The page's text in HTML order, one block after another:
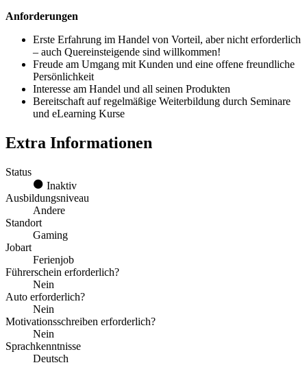
Anforderungen
Erste Erfahrung im Handel von Vorteil, aber nicht erforderlich
– auch Quereinsteigende sind willkommen!
Freude am Umgang mit Kunden und eine offene freundliche
Persönlichkeit
Interesse am Handel und all seinen Produkten
Bereitschaft auf regelmäßige Weiterbildung durch Seminare
und eLearning Kurse
Extra Informationen
Status
Inaktiv
Ausbildungsniveau
Andere
Standort
Gaming
Jobart
Ferienjob
Führerschein erforderlich?
Nein
Auto erforderlich?
Nein
Motivationsschreiben erforderlich?
Nein
Sprachkenntnisse
Deutsch